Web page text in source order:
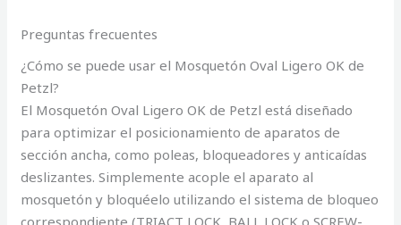
Preguntas frecuentes
¿Cómo se puede usar el Mosquetón Oval Ligero OK de
Petzl?
El Mosquetón Oval Ligero OK de Petzl está diseñado
para optimizar el posicionamiento de aparatos de
sección ancha, como poleas, bloqueadores y anticaídas
deslizantes. Simplemente acople el aparato al
mosquetón y bloquéelo utilizando el sistema de bloqueo
correspondiente (TRIACT LOCK, BALL LOCK o SCREW-